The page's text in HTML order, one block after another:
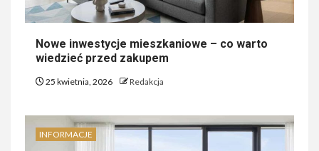
Nowe inwestycje mieszkaniowe – co warto
wiedzieć przed zakupem
25 kwietnia, 2026 Redakcja
INFORMACJE